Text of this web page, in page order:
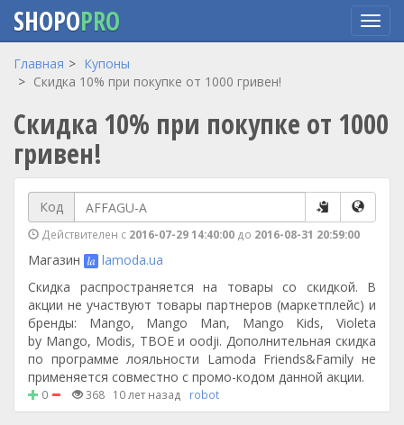
Перейти
содержанию
SHOPOPRO
Главная
Купоны
Скидка 10% при покупке от 1000 гривен!
Скидка 10% при покупке от 1000
гривен!
Код
Действителен с 2016-07-29 14:40:00 до 2016-08-31 20:59:00
Магазин
lamoda.ua
Скидка распространяется на товары со скидкой. В
акции не участвуют товары партнеров (маркетплейс) и
бренды: Mango, Mango Man, Mango Kids, Violeta
by Mango, Modis, ТВОЕ и oodji. Дополнительная скидка
по программе лояльности Lamoda Friends&Family не
применяется совместно с промо-кодом данной акции.
0 368 10 лет назад robot